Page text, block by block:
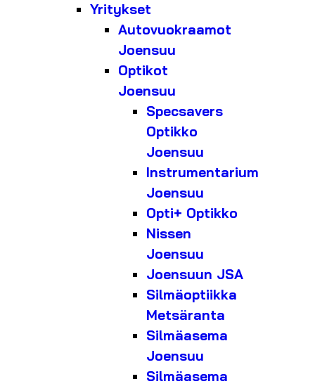
Yritykset
Autovuokraamot
Joensuu
Optikot
Joensuu
Specsavers
Optikko
Joensuu
Instrumentarium
Joensuu
Opti+ Optikko
Nissen
Joensuu
Joensuun JSA
Silmäoptiikka
Metsäranta
Silmäasema
Joensuu
Silmäasema